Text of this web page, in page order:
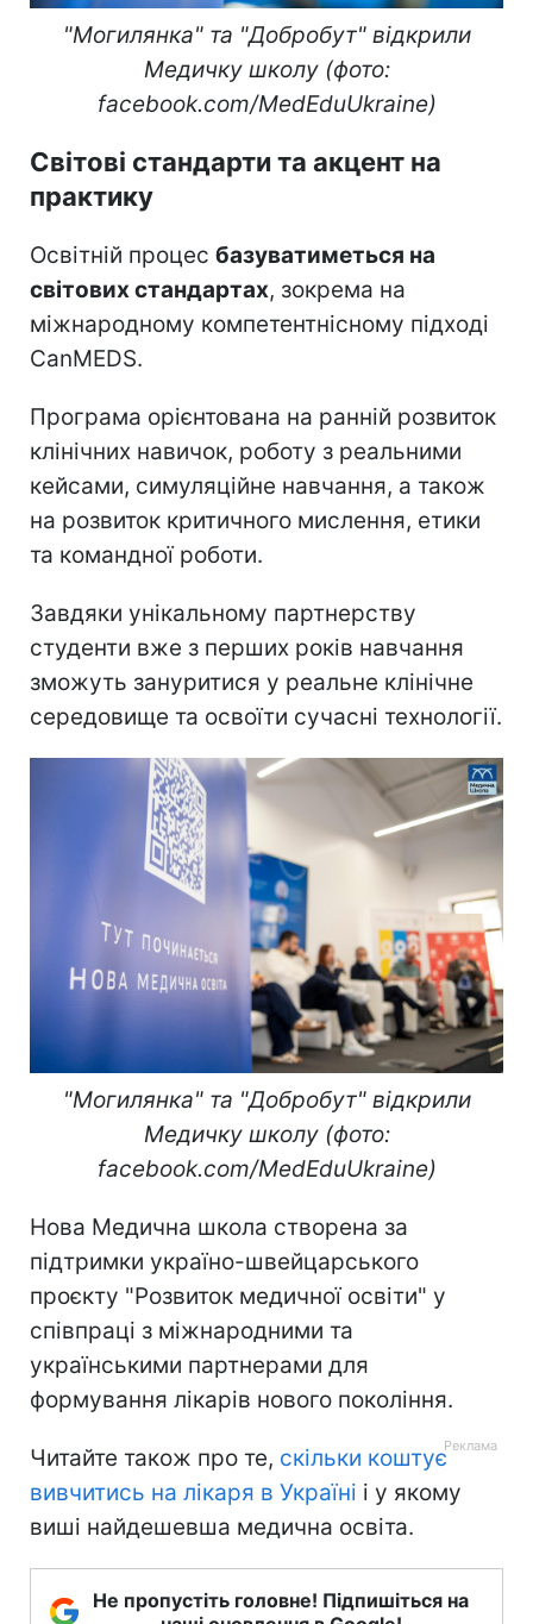
"Могилянка" та "Добробут" відкрили
Медичку школу (фото:
facebook.com/MedEduUkraine)
Світові стандарти та акцент на
практику
Освітній процес базуватиметься на
світових стандартах, зокрема на
міжнародному компетентнісному підході
CanMEDS.
Програма орієнтована на ранній розвиток
клінічних навичок, роботу з реальними
кейсами, симуляційне навчання, а також
на розвиток критичного мислення, етики
та командної роботи.
Завдяки унікальному партнерству
студенти вже з перших років навчання
зможуть зануритися у реальне клінічне
середовище та освоїти сучасні технології.
"Могилянка" та "Добробут" відкрили
Медичку школу (фото:
facebook.com/MedEduUkraine)
Нова Медична школа створена за
підтримки україно-швейцарського
проєкту "Розвиток медичної освіти" у
співпраці з міжнародними та
українськими партнерами для
формування лікарів нового покоління.
Читайте також про те, скільки коштує
вивчитись на лікаря в Україні і у якому
виші найдешевша медична освіта.
Не пропустіть головне! Підпишіться на